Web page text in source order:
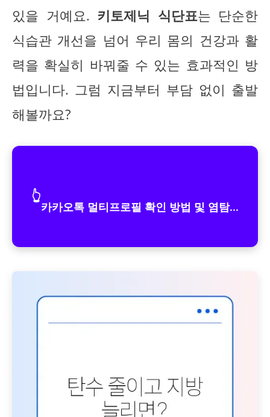
있을 거예요. 키토제닉 식단표는 단순한
식습관 개선을 넘어 우리 몸의 건강과 활
력을 확실히 바꿔줄 수 있는 효과적인 방
법입니다. 그럼 지금부터 부담 없이 출발
해볼까요?
👆
카카오톡 멀티프로필 확인 방법 및 염탐...